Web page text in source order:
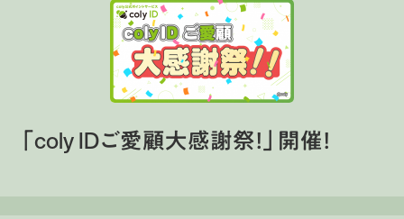
「coly IDご愛顧大感謝祭！」開催！